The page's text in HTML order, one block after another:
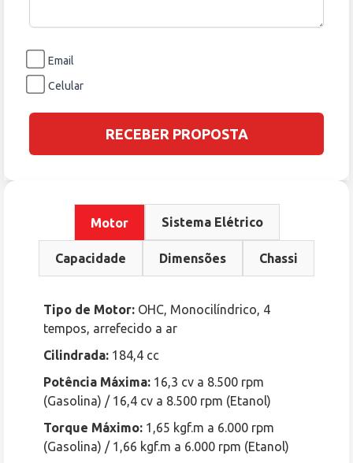
Email
Celular
RECEBER PROPOSTA
Motor Sistema Elétrico
Capacidade Dimensões Chassi
Tipo de Motor: OHC, Monocilíndrico, 4
tempos, arrefecido a ar
Cilindrada: 184,4 cc
Potência Máxima: 16,3 cv a 8.500 rpm
(Gasolina) / 16,4 cv a 8.500 rpm (Etanol)
Torque Máximo: 1,65 kgf.m a 6.000 rpm
(Gasolina) / 1,66 kgf.m a 6.000 rpm (Etanol)